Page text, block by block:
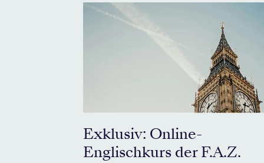
Exklusiv: Online-
Englischkurs der F.A.Z.